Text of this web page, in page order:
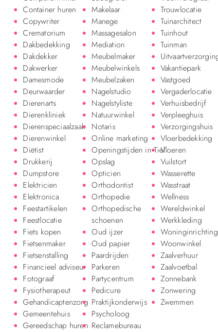
Container huren
Copywriter
Crematorium
Dakbedekking
Dakdekker
Dakwerker
Damesmode
Deurwaarder
Dierenarts
Dierenkliniek
Dierenspeciaalzaak
Dierenwinkel
Diëtist
Drukkerij
Dumpstore
Elektricien
Elektronica
Feestartikelen
Feestlocatie
Fiets kopen
Fietsenmaker
Fietsenstalling
Financieel adviseur
Fotograaf
Fysiotherapeut
Gehandicaptenzorg
Gemeentehuis
Gereedschap huren
Makelaar
Manege
Massagesalon
Mediation
Meubelmaker
Meubelwinkels
Meubelzaken
Nagelstudio
Nagelstyliste
Natuurwinkel
Notaris
Online marketing
Openingstijden in Tiel
Opslag
Opticien
Orthodontist
Orthopedie
Orthopedische
schoenen
Oud ijzer
Oud papier
Paardrijden
Parkeren
Partycentrum
Pedicure
Praktijkonderwijs
Psycholoog
Reclamebureau
Trouwlocatie
Tuinarchitect
Tuinhout
Tuinman
Vakantiepark
Vastgoed
Vergaderlocatie
Verhuisbedrijf
Verpleeghuis
Verzorgingshuis
Vloerbedekking
Vloeren
Vuilstort
Wasserette
Wasstraat
Wellness
Wereldwinkel
Werkkleding
Woninginrichting
Woonwinkel
Zaalverhuur
Zaalvoetbal
Zonnebank
Zonwering
Zwemmen